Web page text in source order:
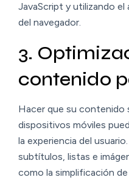
JavaScript y utilizando
del navegador.
3.
contenido
Hacer que su contenido
dispositivos móviles
la experiencia del
subtítulos, listas e
como la simplificación